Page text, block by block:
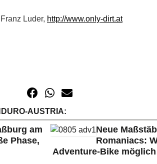
Luder, http://www.only-dirt.at
AUSTRIA:
am
Phase,
Neue
Romaniacs:
Adventure-Bike